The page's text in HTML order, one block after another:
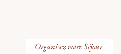
Organisez votre Séjour